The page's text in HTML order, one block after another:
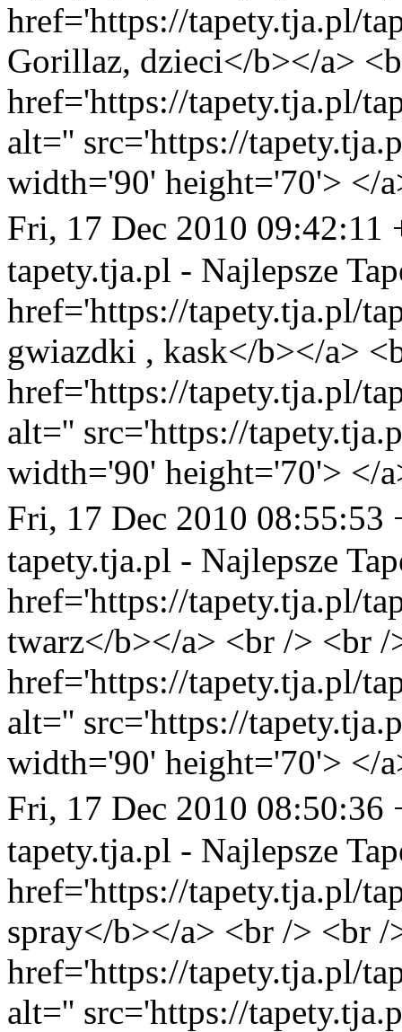
href='https://tapety.tja.pl/
Gorillaz, dzieci</b></a>
href='https://tapety.tja.pl/
alt='' src='https://
width='90' height='70'> </
Fri, 17 Dec 2010 09:42:11
tapety.tja.pl - Najlepsze
href='https://tapety.tja.pl/
gwiazdki , kask</b></a>
href='https://tapety.tja.pl/
alt='' src='https://
width='90' height='70'> </
Fri, 17 Dec 2010 08:55:53
tapety.tja.pl - Najlepsze
href='https://tapety.tja.pl/
twarz</b></a> <br /> <br /
href='https://tapety.tja.pl/
alt='' src='https://
width='90' height='70'> </
Fri, 17 Dec 2010 08:50:36
tapety.tja.pl - Najlepsze
href='https://tapety.tja.pl/
spray</b></a> <br /> <br /
href='https://tapety.tja.pl/
alt='' src='https://